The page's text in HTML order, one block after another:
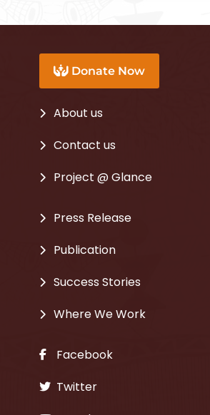
Donate Now
About us
Contact us
Project @ Glance
Press Release
Publication
Success Stories
Where We Work
Facebook
Twitter